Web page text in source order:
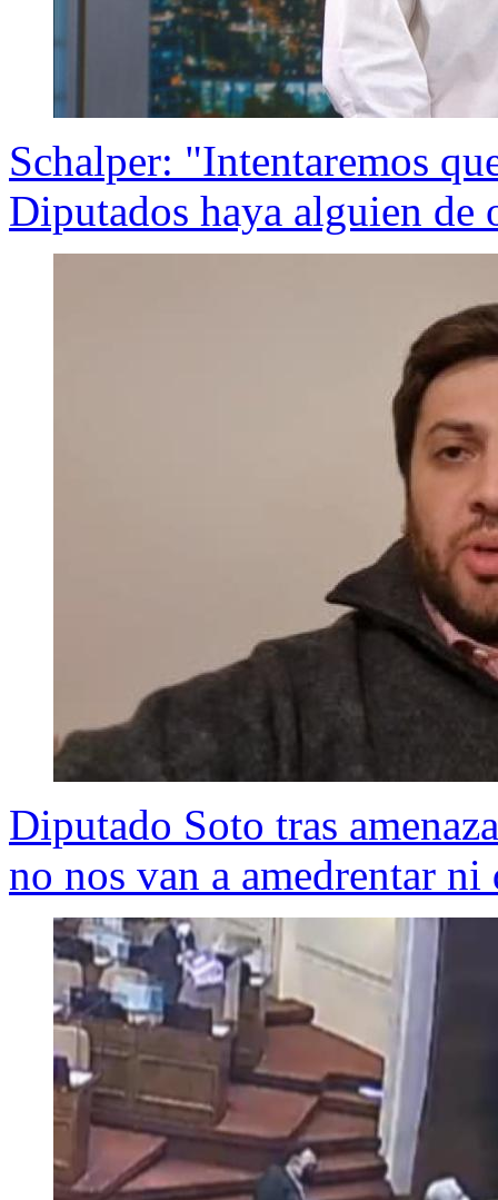
Schalper: "Intentaremos
Diputados haya alguien de
Diputado Soto tras
no nos van a amedrentar ni